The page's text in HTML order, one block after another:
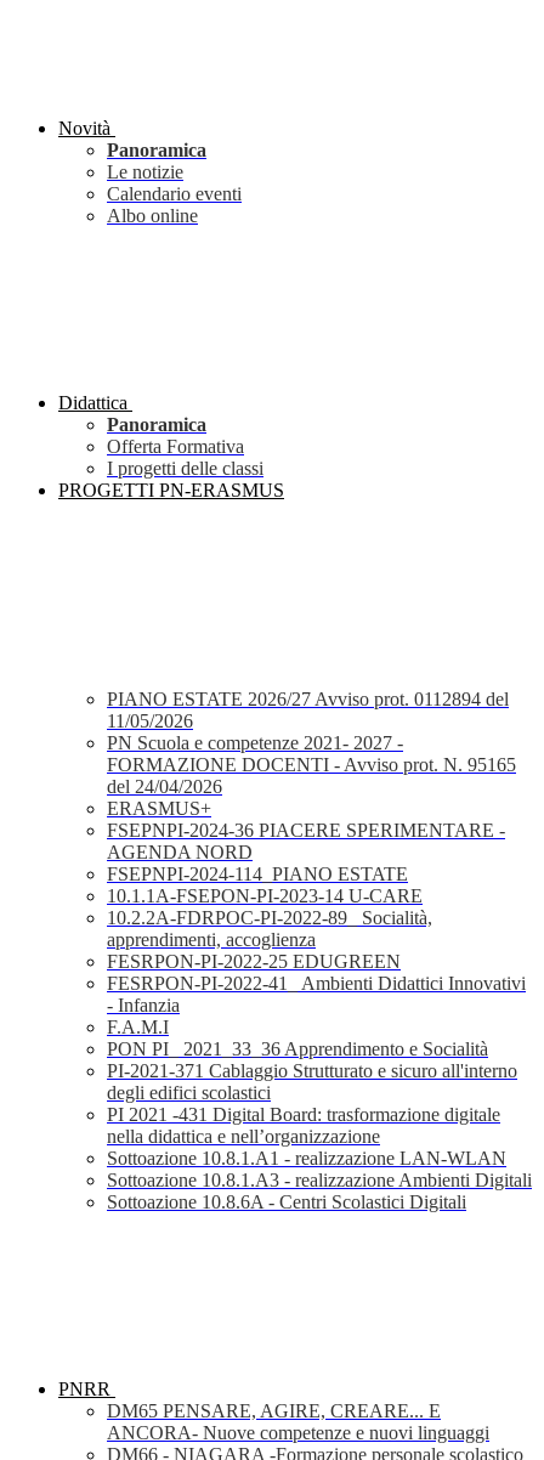
Novità
Panoramica
Le notizie
Calendario eventi
Albo online
Didattica
Panoramica
Offerta Formativa
I progetti delle classi
PROGETTI PN-ERASMUS
PIANO ESTATE 2026/27 Avviso prot. 0112894 del
11/05/2026
PN Scuola e competenze 2021- 2027 -
FORMAZIONE DOCENTI - Avviso prot. N. 95165
del 24/04/2026
ERASMUS+
FSEPNPI-2024-36 PIACERE SPERIMENTARE -
AGENDA NORD
FSEPNPI-2024-114_PIANO ESTATE
10.1.1A-FSEPON-PI-2023-14 U-CARE
10.2.2A-FDRPOC-PI-2022-89_ Socialità,
apprendimenti, accoglienza
FESRPON-PI-2022-25 EDUGREEN
FESRPON-PI-2022-41_ Ambienti Didattici Innovativi
- Infanzia
F.A.M.I
PON PI_ 2021_33_36 Apprendimento e Socialità
PI-2021-371 Cablaggio Strutturato e sicuro all'interno
degli edifici scolastici
PI 2021 -431 Digital Board: trasformazione digitale
nella didattica e nell’organizzazione
Sottoazione 10.8.1.A1 - realizzazione LAN-WLAN
Sottoazione 10.8.1.A3 - realizzazione Ambienti Digitali
Sottoazione 10.8.6A - Centri Scolastici Digitali
PNRR
DM65 PENSARE, AGIRE, CREARE... E
ANCORA- Nuove competenze e nuovi linguaggi
DM66 - NIAGARA -Formazione personale scolastico